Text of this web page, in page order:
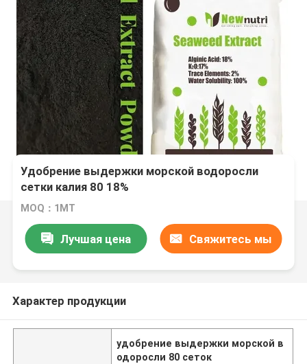
Удобрение выдержки морской водоросли
сетки калия 80 18%
MOQ：1МТ
Лучшая цена Свяжитесь мы
Характер продукции
удобрение выдержки морской в
одоросли 80 сеток